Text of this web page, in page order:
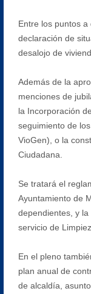
Entre los puntos
declaración de
desalojo de
Además de la
menciones de
la Incorporación
seguimiento de
VioGen), o la
Ciudadana.
Se tratará el
Ayuntamiento de
dependientes, y
servicio de
En el pleno
plan anual de
de alcaldía,